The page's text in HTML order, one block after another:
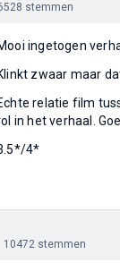
stemmen
ingetogen
zwaar maar
relatie film
in het verhaal.
4*
10472 stemmen